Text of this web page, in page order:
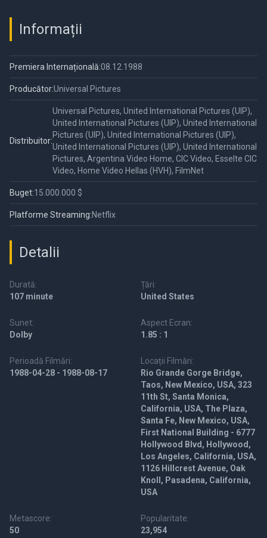
Informații
Premiera Internațională:08.12.1988
Producător:Universal Pictures
Distribuitor:
Universal Pictures, United International Pictures (UIP),
United International Pictures (UIP), United International
Pictures (UIP), United International Pictures (UIP),
United International Pictures (UIP), United International
Pictures, Argentina Video Home, CIC Video, Esselte CIC
Video, Home Video Hellas (HVH), FilmNet
Buget:15.000.000 $
Platforme Streaming:Netflix
Detalii
Durată:
107 minute
Țări:
United States
Sunet:
Dolby
Aspect Ecran:
1.85 : 1
Perioadă Filmări:
1988-04-28 - 1988-08-17
Locații Filmări:
Rio Grande Gorge Bridge,
Taos, New Mexico, USA, 323
11th St, Santa Monica,
California, USA, The Plaza,
Santa Fe, New Mexico, USA,
First National Building - 6777
Hollywood Blvd, Hollywood,
Los Angeles, California, USA,
1126 Hillcrest Avenue, Oak
Knoll, Pasadena, California,
USA
Metascore:
50
Popularitate:
23,954